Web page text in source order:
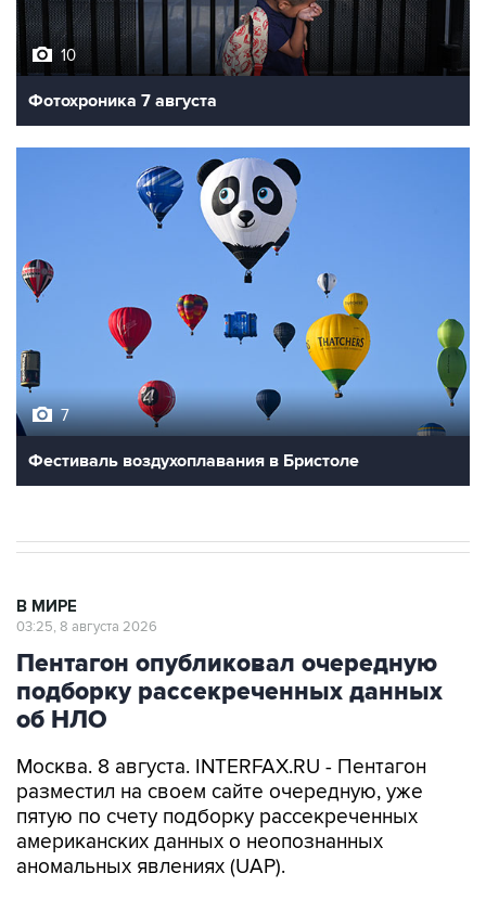
10
Фотохроника 7 августа
7
Фестиваль воздухоплавания в Бристоле
В МИРЕ
03:25, 8 августа 2026
Пентагон опубликовал очередную
подборку рассекреченных данных
об НЛО
Москва. 8 августа. INTERFAX.RU - Пентагон
разместил на своем сайте очередную, уже
пятую по счету подборку рассекреченных
американских данных о неопознанных
аномальных явлениях (UAP).